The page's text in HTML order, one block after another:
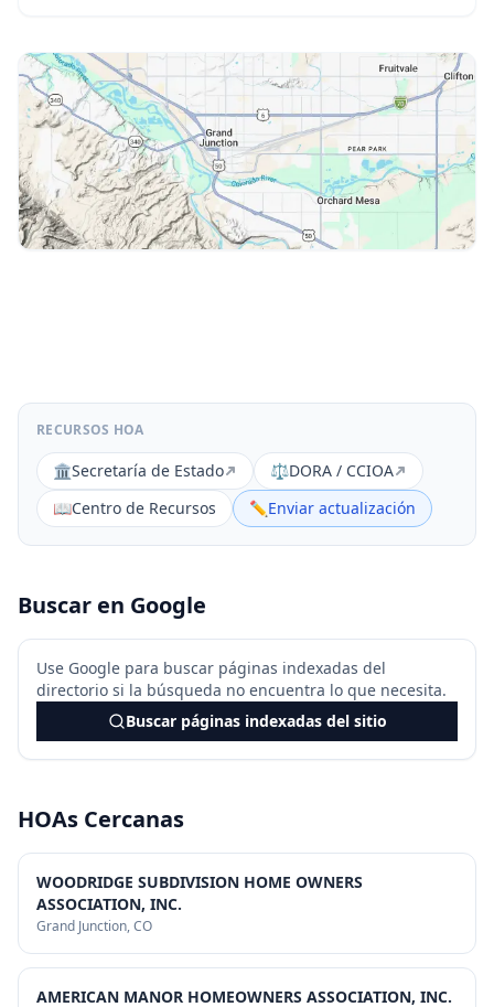
RECURSOS HOA
🏛️Secretaría de Estado ⚖️DORA / CCIOA
📖Centro de Recursos ✏️Enviar actualización
Buscar en Google
Use Google para buscar páginas indexadas del
directorio si la búsqueda no encuentra lo que necesita.
Buscar páginas indexadas del sitio
HOAs Cercanas
WOODRIDGE SUBDIVISION HOME OWNERS
ASSOCIATION, INC.
Grand Junction, CO
AMERICAN MANOR HOMEOWNERS ASSOCIATION, INC.